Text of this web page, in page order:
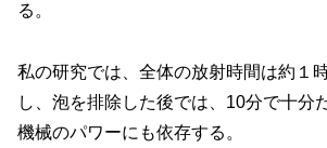
る。
私の研究では、全体の放射時間は約１
し、泡を排除した後では、10分で十分
機械のパワーにも依存する。